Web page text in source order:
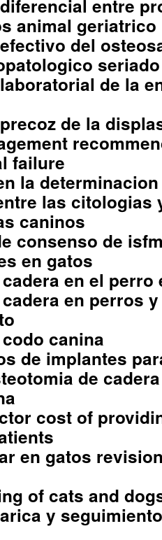
entre
animal geriatrico
del
seriado
de la
de la
failure
la
las citologias
caninos
consenso de
en gatos
en el perro
en perros
canina
de implantes
de cadera
cost of
en gatos
of cats and
y